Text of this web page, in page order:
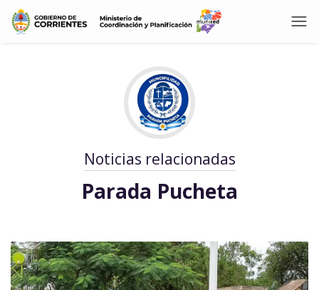
Noticias relacionadas
Parada Pucheta